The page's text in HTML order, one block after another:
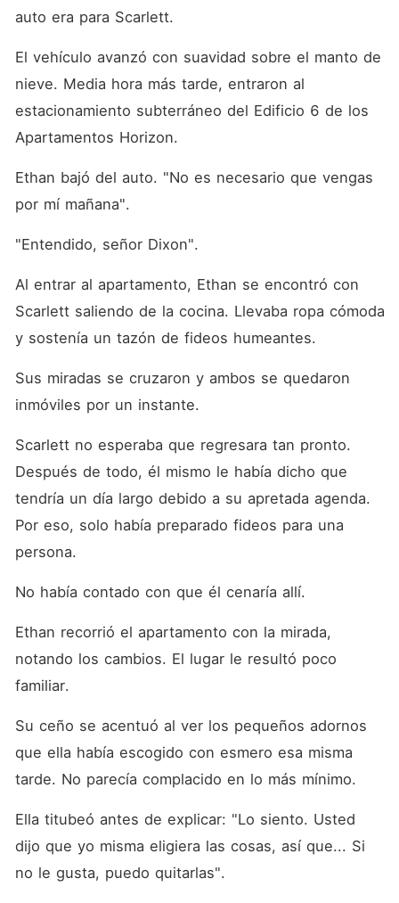
auto era para Scarlett.
El vehículo avanzó con suavidad sobre el manto de
nieve. Media hora más tarde, entraron al
estacionamiento subterráneo del Edificio 6 de los
Apartamentos Horizon.
Ethan bajó del auto. "No es necesario que vengas
por mí mañana".
"Entendido, señor Dixon".
Al entrar al apartamento, Ethan se encontró con
Scarlett saliendo de la cocina. Llevaba ropa cómoda
y sostenía un tazón de fideos humeantes.
Sus miradas se cruzaron y ambos se quedaron
inmóviles por un instante.
Scarlett no esperaba que regresara tan pronto.
Después de todo, él mismo le había dicho que
tendría un día largo debido a su apretada agenda.
Por eso, solo había preparado fideos para una
persona.
No había contado con que él cenaría allí.
Ethan recorrió el apartamento con la mirada,
notando los cambios. El lugar le resultó poco
familiar.
Su ceño se acentuó al ver los pequeños adornos
que ella había escogido con esmero esa misma
tarde. No parecía complacido en lo más mínimo.
Ella titubeó antes de explicar: "Lo siento. Usted
dijo que yo misma eligiera las cosas, así que... Si
no le gusta, puedo quitarlas".